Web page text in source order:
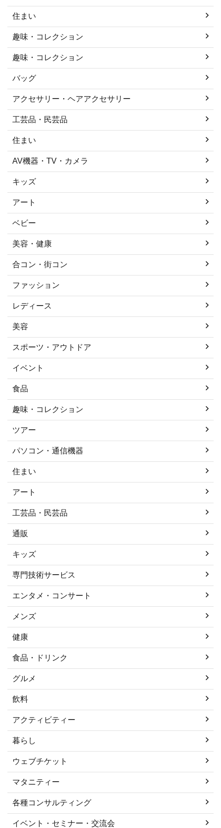
住まい
趣味・コレクション
趣味・コレクション
バッグ
アクセサリー・ヘアアクセサリー
工芸品・民芸品
住まい
AV機器・TV・カメラ
キッズ
アート
ベビー
美容・健康
合コン・街コン
ファッション
レディース
美容
スポーツ・アウトドア
イベント
食品
趣味・コレクション
ツアー
パソコン・通信機器
住まい
アート
工芸品・民芸品
通販
キッズ
専門技術サービス
エンタメ・コンサート
メンズ
健康
食品・ドリンク
グルメ
飲料
アクティビティー
暮らし
ウェブチケット
マタニティー
各種コンサルティング
イベント・セミナー・交流会